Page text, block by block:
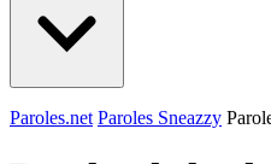
Paroles.net Paroles Sneazzy